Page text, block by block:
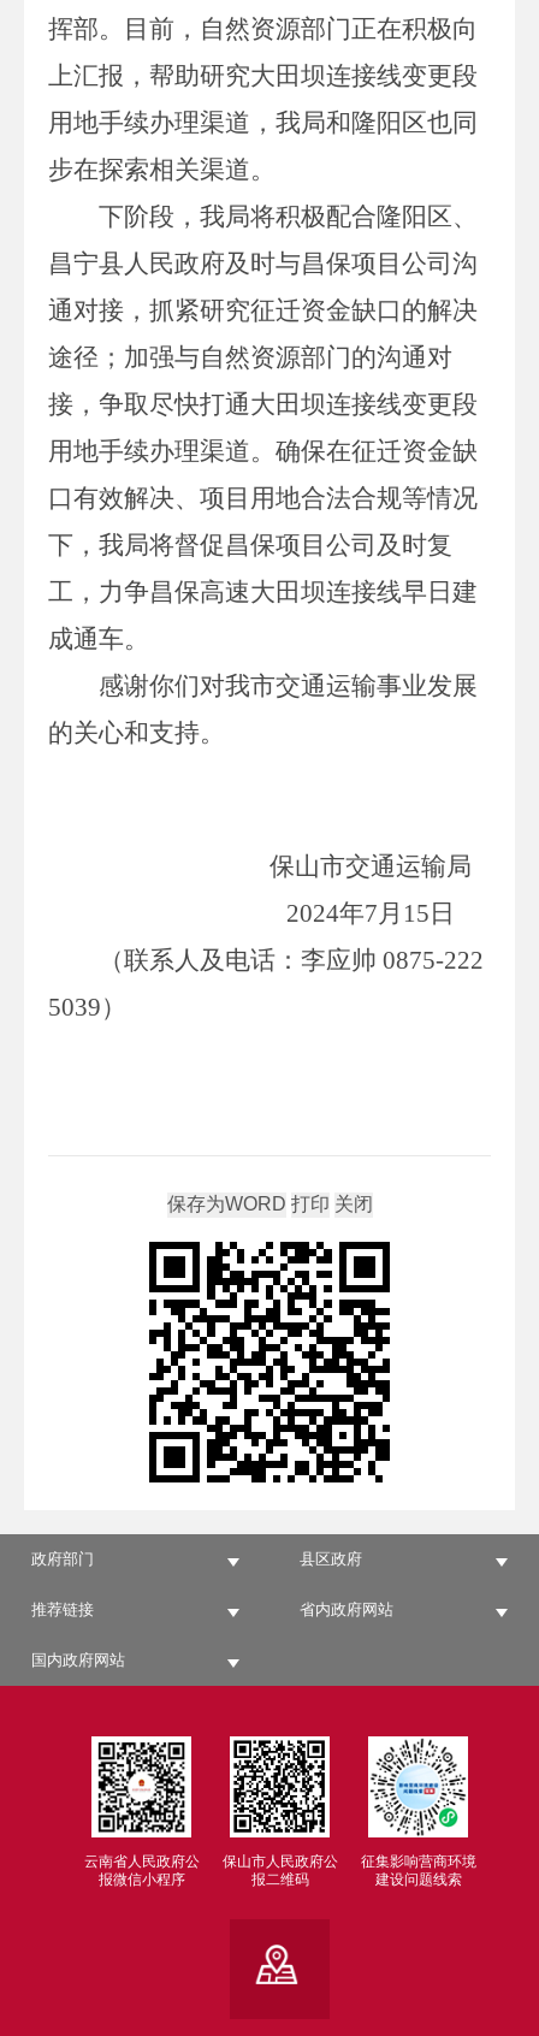
挥部。目前，自然资源部门正在积极向
上汇报，帮助研究大田坝连接线变更段
用地手续办理渠道，我局和隆阳区也同
步在探索相关渠道。
下阶段，我局将积极配合隆阳区、
昌宁县人民政府及时与昌保项目公司沟
通对接，抓紧研究征迁资金缺口的解决
途径；加强与自然资源部门的沟通对
接，争取尽快打通大田坝连接线变更段
用地手续办理渠道。确保在征迁资金缺
口有效解决、项目用地合法合规等情况
下，我局将督促昌保项目公司及时复
工，力争昌保高速大田坝连接线早日建
成通车。
感谢你们对我市交通运输事业发展
的关心和支持。
保山市交通运输局
2024年7月 15 日
（联系人及 电话： 李应帅 0875-222
5039）
政府部门 县区政府
推荐链接 省内政府网站
国内政府网站
云南省人民政府公
报微信小程序
保山市人民政府公
报二维码
征集影响营商环境
建设问题线索